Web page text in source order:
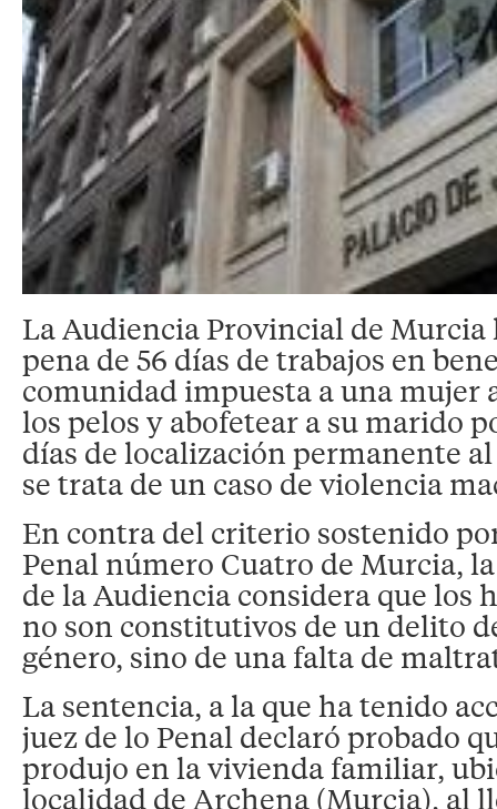
La Audiencia Provincial de
pena de 56 días de trabajos en
comunidad impuesta a una mujer
los pelos y abofetear a su marido
días de localización permanente
se trata de un caso de violencia
En contra del criterio sostenido
Penal número Cuatro de Murcia,
de la Audiencia considera que los
no son constitutivos de un delito
género, sino de una falta de
La sentencia, a la que ha tenido
juez de lo Penal declaró probado
produjo en la vivienda familiar,
localidad de Archena (Murcia), al